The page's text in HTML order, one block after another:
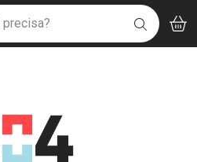
precisa? BUSCAR